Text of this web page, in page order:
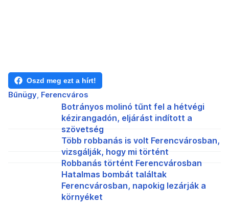
Oszd meg ezt a hírt!
Bűnügy Ferencváros
Botrányos molinó tűnt fel a hétvégi
kézirangadón, eljárást indított a
szövetség
Több robbanás is volt Ferencvárosban,
vizsgálják, hogy mi történt
Robbanás történt Ferencvárosban
Hatalmas bombát találtak
Ferencvárosban, napokig lezárják a
környéket